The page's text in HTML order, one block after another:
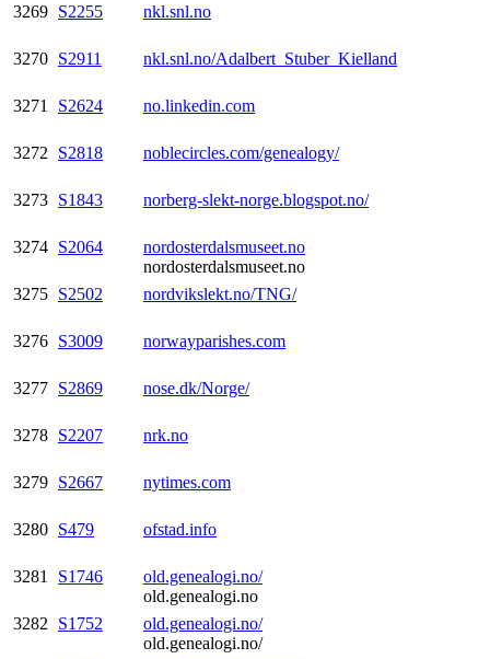
3269 S2255 nkl.snl.no
3270 S2911 nkl.snl.no/Adalbert_Stuber_Kielland
3271 S2624 no.linkedin.com
3272 S2818 noblecircles.com/genealogy/
3273 S1843 norberg-slekt-norge.blogspot.no/
3274 S2064
nordosterdalsmuseet.no
nordosterdalsmuseet.no
3275 S2502 nordvikslekt.no/TNG/
3276 S3009 norwayparishes.com
3277 S2869 nose.dk/Norge/
3278 S2207 nrk.no
3279 S2667 nytimes.com
3280 S479 ofstad.info
3281 S1746
old.genealogi.no/
old.genealogi.no
3282
S1752
old.genealogi.no/
old.genealogi.no/